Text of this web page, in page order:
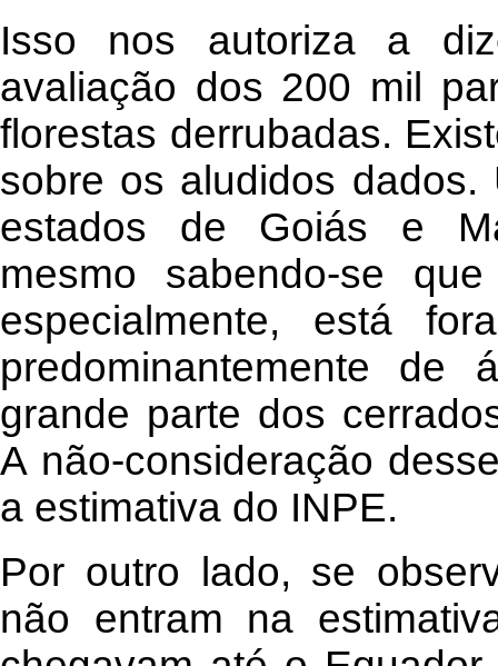
Isso nos autoriza a
avaliação dos 200 mil
florestas derrubadas.
sobre os aludidos
estados de Goiás e
mesmo sabendo-se
especialmente, está
predominantemente de
grande parte dos
A não-consideração
a estimativa do INPE.
Por outro lado, se
não entram na